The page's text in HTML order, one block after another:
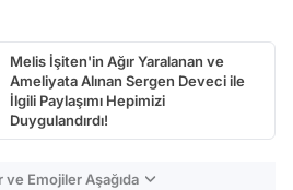
Melis İşiten'in Ağır Yaralanan ve
Ameliyata Alınan Sergen Deveci ile
İlgili Paylaşımı Hepimizi
Duygulandırdı!
ve Emojiler Aşağıda